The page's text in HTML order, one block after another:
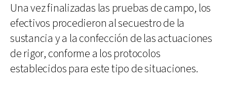
Una vez finalizadas las pruebas de campo, los
efectivos procedieron al secuestro de la
sustancia y a la confección de las actuaciones
de rigor, conforme a los protocolos
establecidos para este tipo de situaciones.